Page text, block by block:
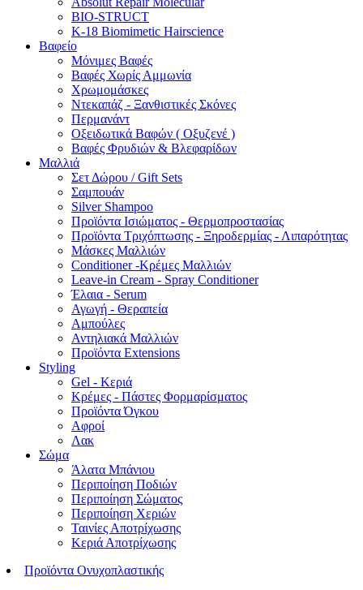
BIO-STRUCT
K-18 Biomimetic Hairscience
Βαφείο
Μόνιμες Βαφές
Βαφές Χωρίς Αμμωνία
Χρωμομάσκες
Ντεκαπάζ - Ξανθιστικές Σκόνες
Περμανάντ
Οξειδωτικά Βαφών ( Οξυζενέ )
Βαφές Φρυδιών & Βλεφαρίδων
Μαλλιά
Σετ Δώρου / Gift Sets
Σαμπουάν
Silver Shampoo
Προϊόντα Ισιώματος - Θερμοπροστασίας
Προϊόντα Τριχόπτωσης - Ξηροδερμίας - Λιπαρότητας
Μάσκες Μαλλιών
Conditioner -Κρέμες Μαλλιών
Leave-in Cream - Spray Conditioner
Έλαια - Serum
Αγωγή - Θεραπεία
Αμπούλες
Αντηλιακά Μαλλιών
Προϊόντα Extensions
Styling
Gel - Κεριά
Κρέμες - Πάστες Φορμαρίσματος
Προϊόντα Όγκου
Αφροί
Λακ
Σώμα
Άλατα Μπάνιου
Περιποίηση Ποδιών
Περιποίηση Σώματος
Περιποίηση Χεριών
Ταινίες Αποτρίχωσης
Κεριά Αποτρίχωσης
Προϊόντα Ονυχοπλαστικής